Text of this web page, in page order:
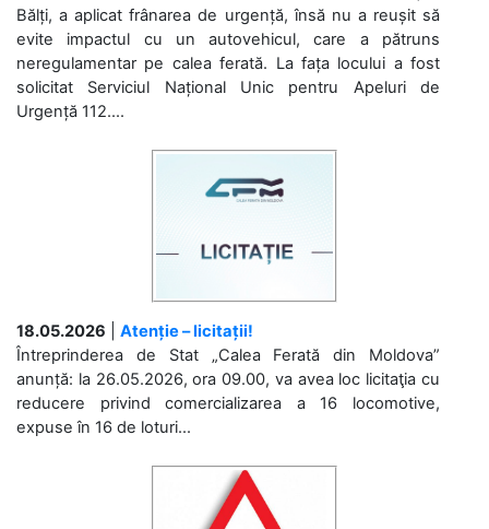
Bălți, a aplicat frânarea de urgență, însă nu a reușit să
evite impactul cu un autovehicul, care a pătruns
neregulamentar pe calea ferată. La fața locului a fost
solicitat Serviciul Național Unic pentru Apeluri de
Urgență 112....
18.05.2026
Atenție – licitații!
Întreprinderea de Stat „Calea Ferată din Moldova”
anunță: la 26.05.2026, ora 09.00, va avea loc licitaţia cu
reducere privind comercializarea a 16 locomotive,
expuse în 16 de loturi...